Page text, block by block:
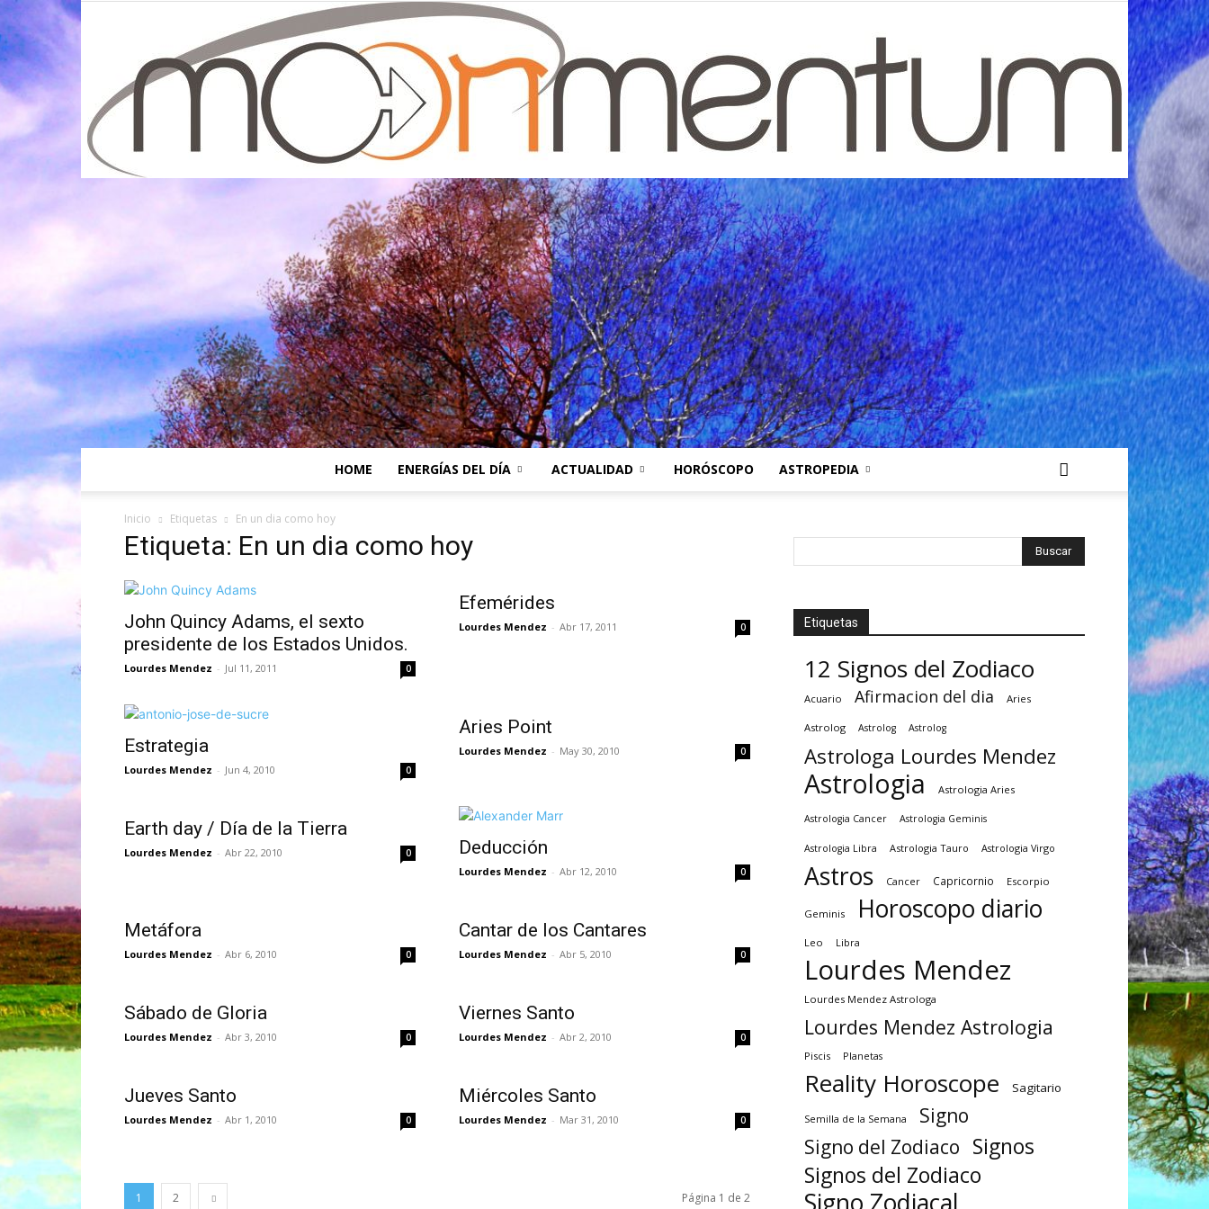
Moonmentum
HOME ENERGÍAS DEL DÍA ACTUALIDAD HORÓSCOPO ASTROPEDIA
Inicio Etiquetas En un dia como hoy
Etiqueta: En un dia como hoy
John Quincy Adams, el sexto
presidente de los Estados Unidos.
Lourdes Mendez - Jul 11, 2011 0
Efemérides
Lourdes Mendez - Abr 17, 2011 0
Estrategia
Lourdes Mendez - Jun 4, 2010 0
Aries Point
Lourdes Mendez - May 30, 2010 0
Earth day / Día de la Tierra
Lourdes Mendez - Abr 22, 2010 0 Deducción
Lourdes Mendez - Abr 12, 2010 0
Metáfora
Lourdes Mendez - Abr 6, 2010 0
Cantar de los Cantares
Lourdes Mendez - Abr 5, 2010 0
Sábado de Gloria
Lourdes Mendez - Abr 3, 2010 0
Viernes Santo
Lourdes Mendez - Abr 2, 2010 0
Jueves Santo
Lourdes Mendez - Abr 1, 2010 0
Miércoles Santo
Lourdes Mendez - Mar 31, 2010 0
1 2 Página 1 de 2
Etiquetas
12 Signos del Zodiaco
Acuario Afirmacion del dia Aries
Astrolog Astrolog Astrolog
Astrologa Lourdes Mendez
Astrologia Astrologia Aries
Astrologia Cancer Astrologia Geminis
Astrologia Libra Astrologia Tauro Astrologia Virgo
Astros Cancer Capricornio Escorpio
Geminis Horoscopo diario
Leo Libra
Lourdes Mendez
Lourdes Mendez Astrologa
Lourdes Mendez Astrologia
Piscis Planetas
Reality Horoscope Sagitario
Semilla de la Semana
Signo
Signo del Zodiaco Signos
Signos del Zodiaco